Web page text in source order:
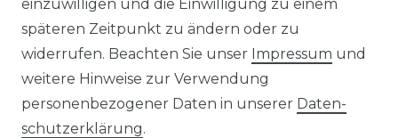
Widerrufs­recht
einzuwilligen und die Einwilligung zu einem
späteren Zeitpunkt zu ändern oder zu
widerrufen. Beachten Sie unser Impressum und
weitere Hinweise zur Verwendung
personenbezogener Daten in unserer Daten­
schutz­erklärung.